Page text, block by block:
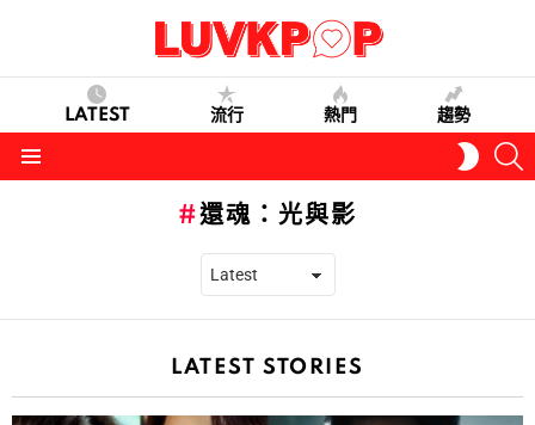
LATEST 流行 熱門 趨勢
SKIN
還魂：光與影
LATEST STORIES